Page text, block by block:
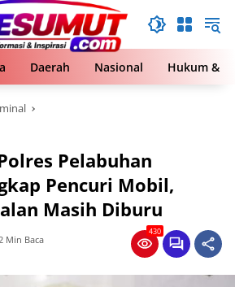
Daerah Nasional Hukum &
Pelabuhan
Pencuri Mobil,
Masih Diburu
Min Baca
430